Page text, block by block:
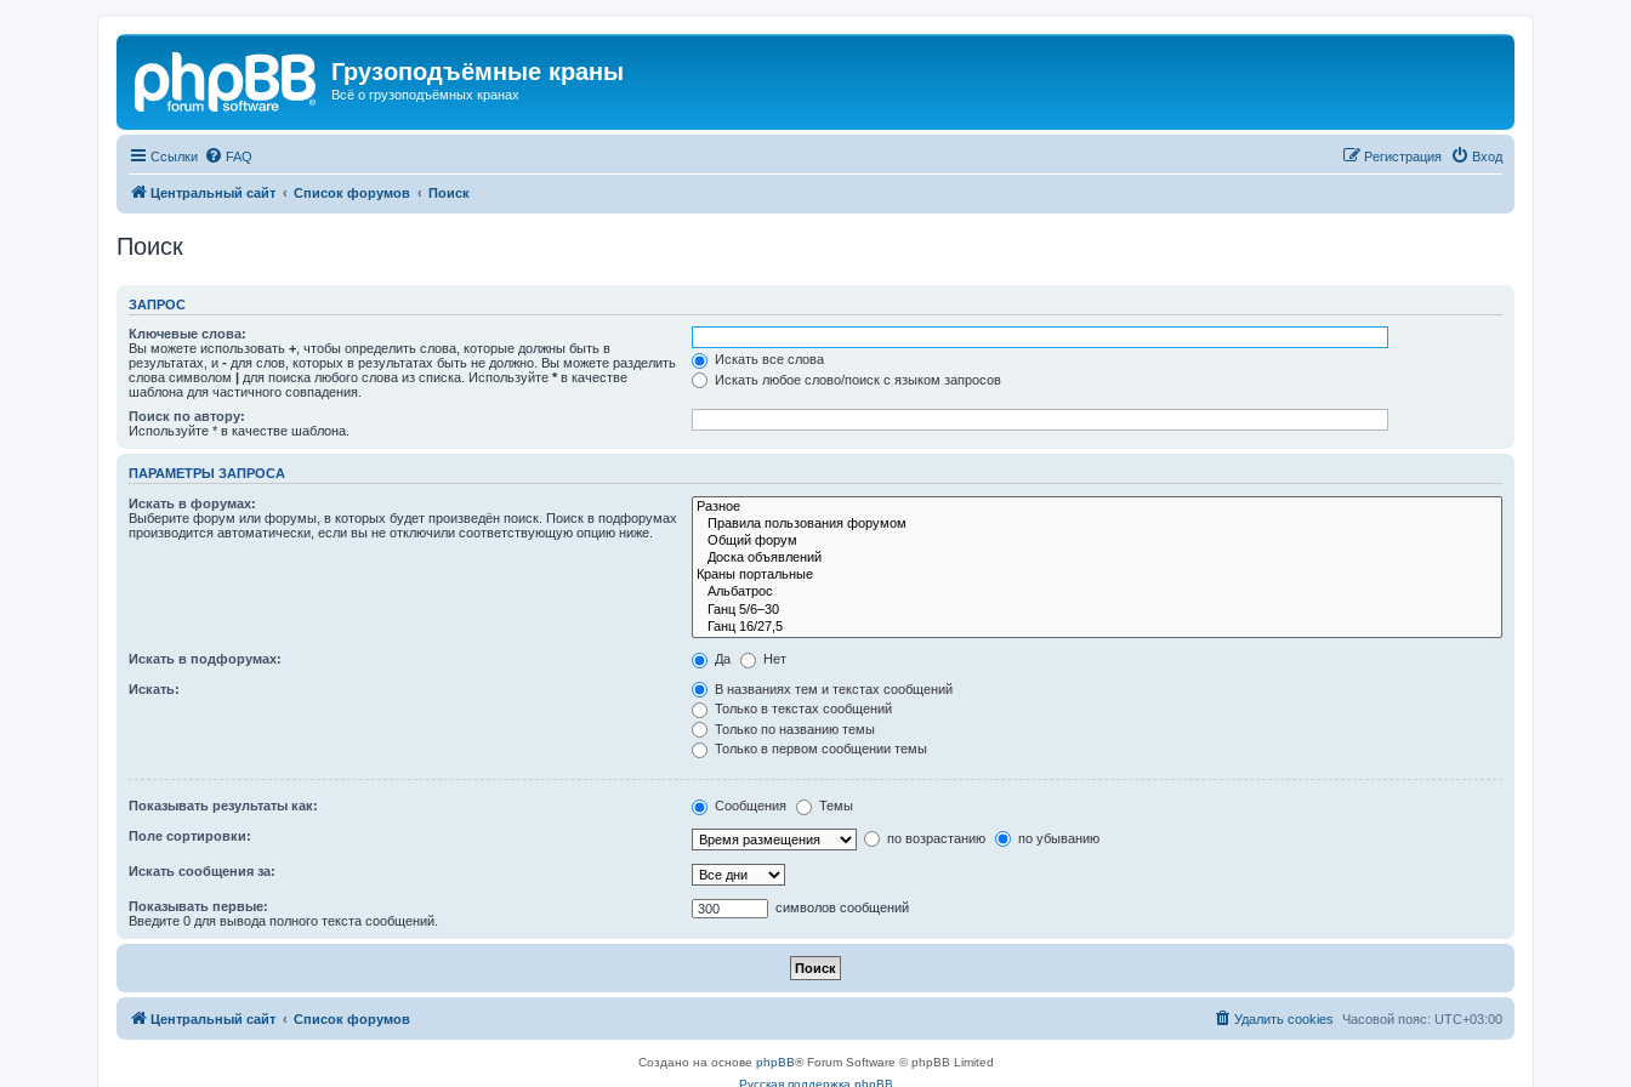
Грузоподъёмные краны
Всё о грузоподъёмных кранах
Ссылки FAQ Вход
Регистрация
Центральный сайт Список форумов Поиск
Поиск
ЗАПРОС
Ключевые слова:
Вы можете использовать + , чтобы определить слова, которые должны быть в
результатах, и - для слов, которых в результатах быть не должно. Вы можете разделить
слова символом | для поиска любого слова из списка. Используйте * в качестве
шаблона для частичного совпадения.
Искать все слова
Искать любое слово/поиск с языком запросов
Поиск по автору:
Используйте * в качестве шаблона.
ПАРАМЕТРЫ ЗАПРОСА
Искать в форумах:
Выберите форум или форумы, в которых будет произведён поиск. Поиск в подфорумах
производится автоматически, если вы не отключили соответствующую опцию ниже.
Искать в подфорумах: Да Нет
Искать:
В названиях тем и текстах сообщений
Только в текстах сообщений
Только по названию темы
Только в первом сообщении темы
Показывать результаты как: Сообщения Темы
Поле сортировки: по возрастанию по убыванию
Искать сообщения за:
Показывать первые:
Введите 0 для вывода полного текста сообщений.
символов сообщений
Центральный сайт Список форумов Часовой пояс: UTC+03:00
Удалить cookies
Создано на основе phpBB® Forum Software © phpBB Limited
Русская поддержка phpBB